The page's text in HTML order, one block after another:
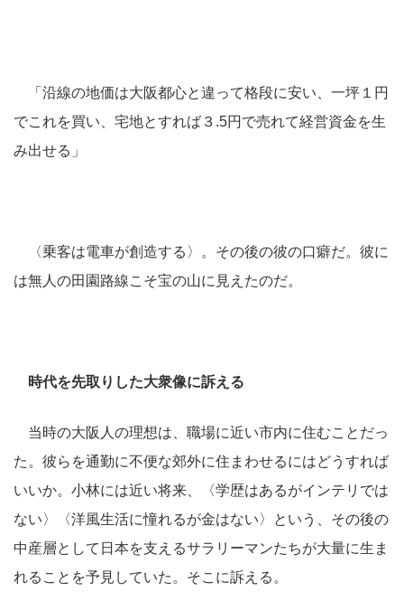
「沿線の地価は大阪都心と違って格段に安い、一坪１円
でこれを買い、宅地とすれば３.5円で売れて経営資金を生
み出せる」
〈乗客は電車が創造する〉。その後の彼の口癖だ。彼に
は無人の田園路線こそ宝の山に見えたのだ。
時代を先取りした大衆像に訴える
当時の大阪人の理想は、職場に近い市内に住むことだっ
た。彼らを通勤に不便な郊外に住まわせるにはどうすれば
いいか。小林には近い将来、〈学歴はあるがインテリでは
ない〉〈洋風生活に憧れるが金はない〉という、その後の
中産層として日本を支えるサラリーマンたちが大量に生ま
れることを予見していた。そこに訴える。